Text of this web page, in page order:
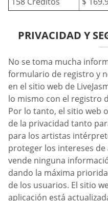
PRIVACIDAD Y
No se toma mucha
formulario de registro y
en el sitio web de
lo mismo con el registro
Por lo tanto, el sitio web
de la privacidad tanto
para los artistas
proteger los intereses
vende ninguna
dando la máxima
de los usuarios. El sitio
aplicación está